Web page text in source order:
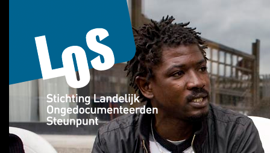
Overslaan en naar de algemene inhoud gaan